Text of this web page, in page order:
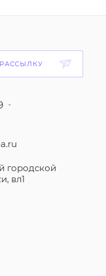
"На тонких
женская.
(р-р 48-56)
"Цветная",
городской
вл1